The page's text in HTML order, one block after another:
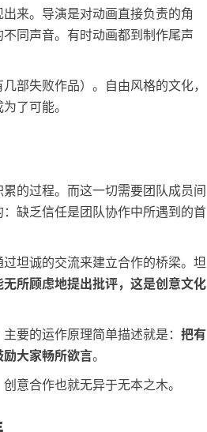
来。导演是对动画直接负责的角
同声音。有时动画都到制作尾声
部失败作品）。自由风格的文化，
了可能。
的过程。而这一切需要团队成员间
缺乏信任是团队协作中所遇到的首
坦诚的交流来建立合作的桥梁。坦
所顾虑地提出批评，这是创意文化
要的运作原理简单描述就是： 把有
大家畅所欲言。
意合作也就无异于无本之木。